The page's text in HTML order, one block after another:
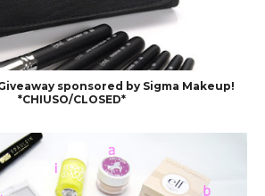
sponsored by Sigma Makeup!
*CHIUSO/CLOSED*